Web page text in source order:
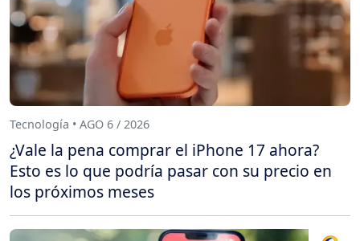
Tecnología • AGO 6 / 2026
¿Vale la pena comprar el iPhone 17 ahora?
Esto es lo que podría pasar con su precio en
los próximos meses